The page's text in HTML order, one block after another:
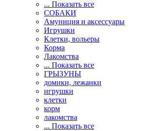
... Показать все
СОБАКИ
Амуниция и аксессуары
Игрушки
Клетки, вольеры
Корма
Лакомства
... Показать все
ГРЫЗУНЫ
домики, лежанки
игрушки
клетки
корм
лакомства
... Показать все